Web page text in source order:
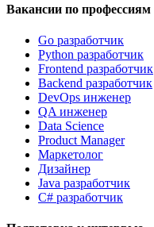
Вакансии по профессиям
Go разработчик
Python разработчик
Frontend разработчик
Backend разработчик
DevOps инженер
QA инженер
Data Science
Product Manager
Маркетолог
Дизайнер
Java разработчик
C# разработчик